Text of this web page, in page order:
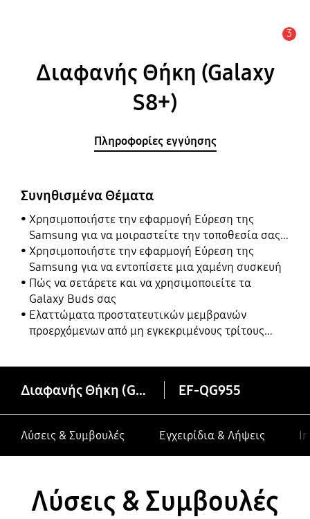
3
Διαφανής Θήκη (Galaxy
S8+)
Πληροφορίες εγγύησης
Συνηθισμένα Θέματα
Χρησιμοποιήστε την εφαρμογή Εύρεση της
Samsung για να μοιραστείτε την τοποθεσία σας
με τους φίλους, το παιδί, την οικογένειά σας και
άλλες επαφές
Χρησιμοποιήστε την εφαρμογή Εύρεση της
Samsung για να εντοπίσετε μια χαμένη συσκευή
Πώς να σετάρετε και να χρησιμοποιείτε τα
Galaxy Buds σας
Ελαττώματα προστατευτικών μεμβρανών
προερχόμενων από μη εγκεκριμένους τρίτους
Διαφανής Θήκη (Galaxy S8+) EF-QG955
Λύσεις & Συμβουλές Εγχειρίδια & Λήψεις
Λύσεις & Συμβουλές